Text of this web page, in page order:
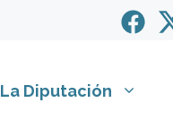
La Diputación